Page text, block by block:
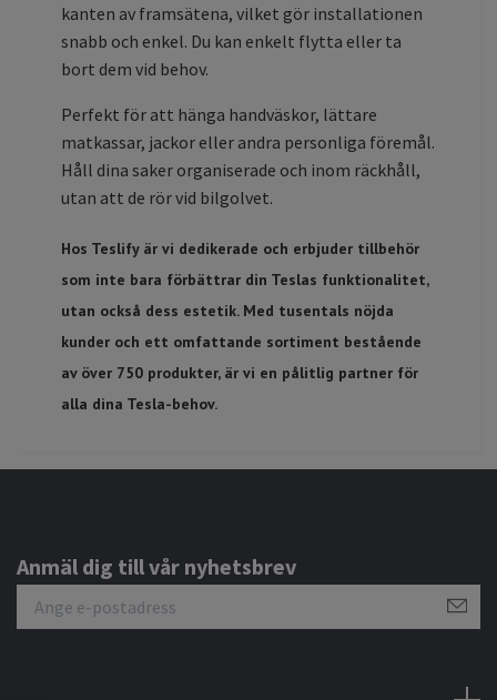
kanten av framsätena, vilket gör installationen
snabb och enkel. Du kan enkelt flytta eller ta
bort dem vid behov.
Perfekt för att hänga handväskor, lättare
matkassar, jackor eller andra personliga föremål.
Håll dina saker organiserade och inom räckhåll,
utan att de rör vid bilgolvet.
Hos Teslify är vi dedikerade och erbjuder tillbehör
som inte bara förbättrar din Teslas funktionalitet,
utan också dess estetik. Med tusentals nöjda
kunder och ett omfattande sortiment bestående
av över 750 produkter, är vi en pålitlig partner för
alla dina Tesla-behov.
Anmäl dig till vår nyhetsbrev